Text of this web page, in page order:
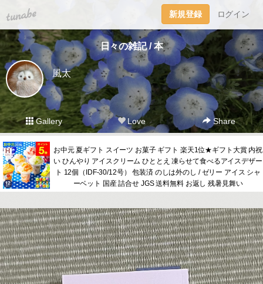
tuna.be 新規登録 ログイン
日々の雑記 / 本
風太
Gallery Love Share
お中元 夏ギフト スイーツ お菓子 ギフト 楽天1位★ギフト大賞 内祝
い ひんやり アイスクリーム ひととえ 凍らせて食べるアイスデザー
ト 12個（IDF-30/12号） 包装済 のしは外のし / ゼリー アイス シャ
ーベット 国産 詰合せ JGS 送料無料 お返し 残暑見舞い